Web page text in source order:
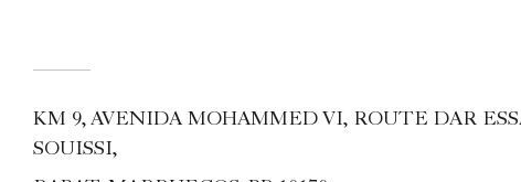
KM 9, AVENIDA MOHAMMED VI, ROUTE DAR
SOUISSI,